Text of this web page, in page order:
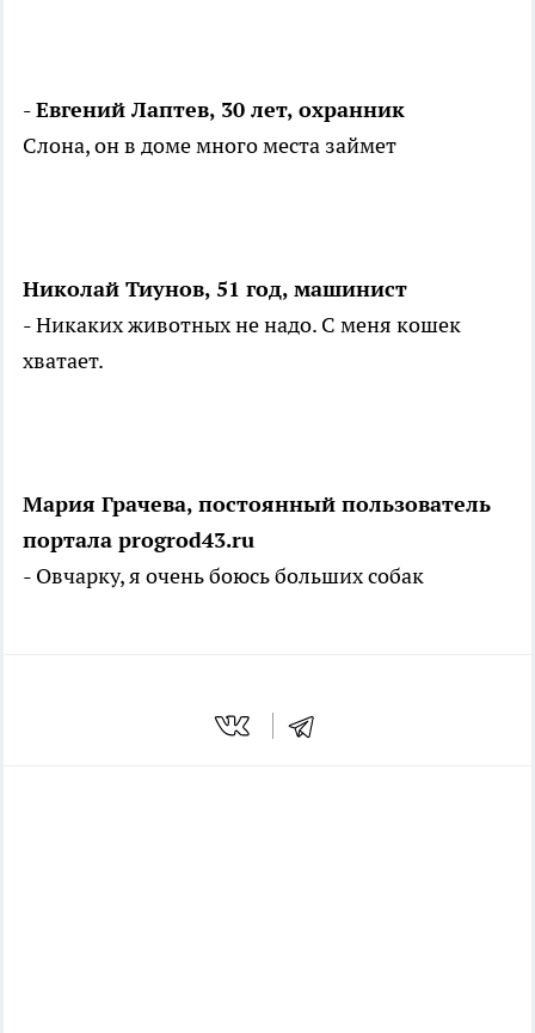
- Евгений Лаптев, 30 лет, охранник
Слона, он в доме много места займет
Николай Тиунов, 51 год, машинист
- Никаких животных не надо. С меня кошек
хватает.
Мария Грачева, постоянный пользователь
портала progrod43.ru
- Овчарку, я очень боюсь больших собак